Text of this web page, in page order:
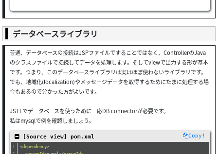
データベースライブラリ
普通、データベースの接続はJSPファイルですることではなく、ControllerのJava
のクラスファイルで接続してデータを処理します。そしてviewで出力する形が基本
です。つまり、このデータベースライブラリは実はほぼ使わないライブラリです。
でも、地域化(localization)やメッセージデータを取得するためにたまに処理する場
合もあるので分かった方がよいです。
JSTLでデータベースを使うために一応DB connectorが必要です。
私はmysqlで例を確認しましょう。
Copy!
[Source view] pom.xml
<dependency>